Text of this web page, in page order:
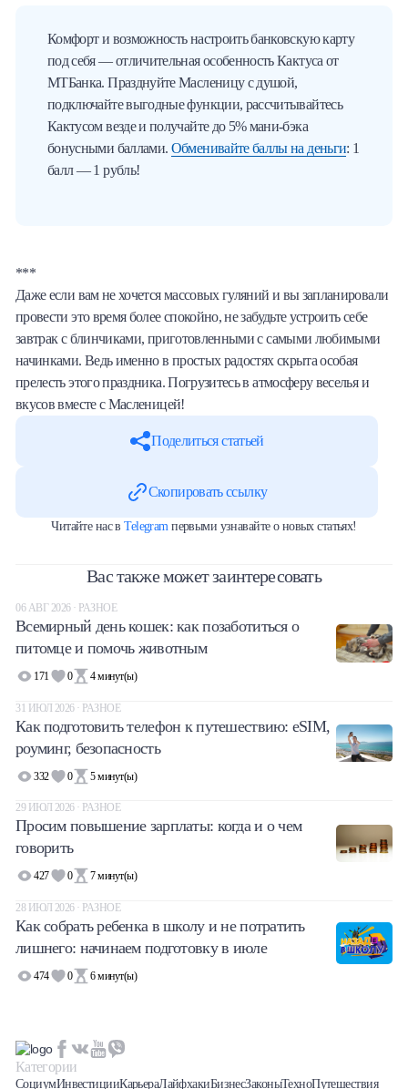
Комфорт и возможность настроить банковскую карту
под себя — отличительная особенность Кактуса от
МТБанка. Празднуйте Масленицу с душой,
подключайте выгодные функции, рассчитывайтесь
Кактусом везде и получайте до 5% мани-бэка
бонусными баллами. Обменивайте баллы на деньги: 1
балл — 1 рубль!
***
Даже если вам не хочется массовых гуляний и вы запланировали
провести это время более спокойно, не забудьте устроить себе
завтрак с блинчиками, приготовленными с самыми любимыми
начинками. Ведь именно в простых радостях скрыта особая
прелесть этого праздника. Погрузитесь в атмосферу веселья и
вкусов вместе с Масленицей!
Поделиться статьей
Скопировать ссылку
Читайте нас вTelegramпервыми узнавайте о новых статьях!
Вас также может заинтересовать
06 АВГ 2026 · РАЗНОЕ
Всемирный день кошек: как позаботиться о
питомце и помочь животным
171 0 4минут(ы)
31 ИЮЛ 2026 · РАЗНОЕ
Как подготовить телефон к путешествию: eSIM,
роуминг, безопасность
332 0 5минут(ы)
29 ИЮЛ 2026 · РАЗНОЕ
Просим повышение зарплаты: когда и о чем
говорить
427 0 7минут(ы)
28 ИЮЛ 2026 · РАЗНОЕ
Как собрать ребенка в школу и не потратить
лишнего: начинаем подготовку в июле
474 0 6минут(ы)
Категории
СоциумИнвестицииКарьераЛайфхакиБизнесЗаконыТехноПутешествия